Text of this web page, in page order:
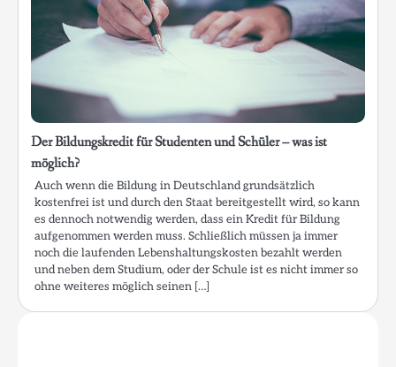
Der Bildungskredit für Studenten und Schüler – was ist
möglich?
Auch wenn die Bildung in Deutschland grundsätzlich
kostenfrei ist und durch den Staat bereitgestellt wird, so kann
es dennoch notwendig werden, dass ein Kredit für Bildung
aufgenommen werden muss. Schließlich müssen ja immer
noch die laufenden Lebenshaltungskosten bezahlt werden
und neben dem Studium, oder der Schule ist es nicht immer so
ohne weiteres möglich seinen […]